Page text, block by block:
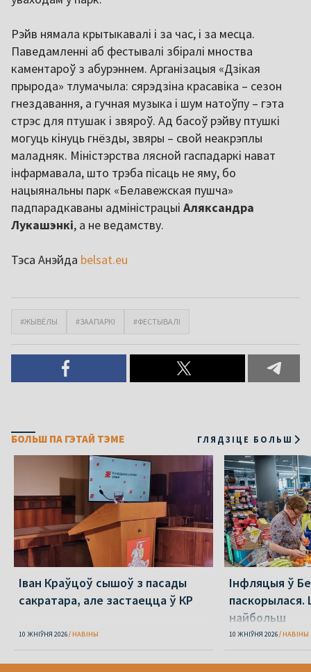
Рэйв нямала крытыкавалі і за час, і за месца.
Паведамленні аб фестывалі збіралі мноства
каментароў з абурэннем. Арганізацыя «Дзікая
прырода» тлумачыла: сярэдзіна красавіка – сезон
гнездавання, а гучная музыка і шум натоўпу – гэта
стрэс для птушак і звяроў. Ад басоў рэйву птушкі
могуць кінуць гнёзды, звяры – свой неакрэплы
маладняк. Міністэрства лясной гаспадаркі нават
інфармавала, што трэба пісаць не яму, бо
нацыянальны парк «Белавежская пушча»
падпарадкаваны адміністрацыі Аляксандра
Лукашэнкі, а не ведамству.
Тэса Анэйда belsat.eu
#ЖЫВЁЛЫ #ЗААПАРКІ #ФЕСТЫВАЛІ
БОЛЬШ ПА ГЭТАЙ ТЭМЕ ГЛЯДЗІЦЕ БОЛЬШ
Іван Краўцоў сышоў з пасады
сакратара, але застаецца ў КР
10 ЖНІЎНЯ 2026 НАВІНЫ
Інфляцыя ў
найбольш
10 ЖНІЎНЯ 2026 НАВІНЫ